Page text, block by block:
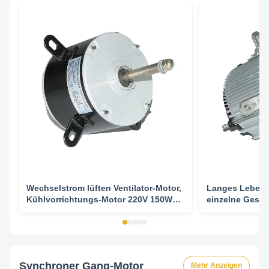
Wechselstrom lüften Ventilator-Motor,
Kühlvorrichtungs-Motor 220V 150W
Langes Leben
einzelne
Synchroner Gang-Motor Mehr Anzeigen